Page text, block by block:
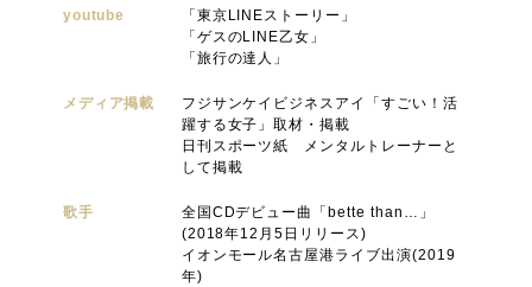
youtube
「東京LINEストーリー」
「ゲスのLINE乙女」
「旅行の達人」
メディア掲載
フジサンケイビジネスアイ「すごい！活
躍する女子」取材・掲載
日刊スポーツ紙 メンタルトレーナーと
して掲載
歌手
全国CDデビュー曲「bette than…」
(2018年12月5日リリース)
イオンモール名古屋港ライブ出演(2019
年)